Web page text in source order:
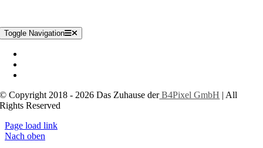
Toggle Navigation
© Copyright 2018 - 2026 Das Zuhause derB4Pixel GmbH | All
Rights Reserved
Page load link
Nach oben